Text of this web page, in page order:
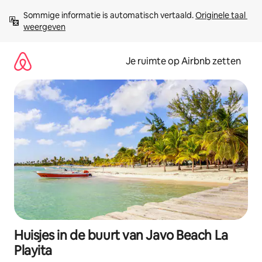
direct
naar
Sommige informatie is automatisch vertaald. Originele taal
weergeven
Je ruimte op Airbnb zetten
Huisjes in de buurt van Javo Beach La
Playita